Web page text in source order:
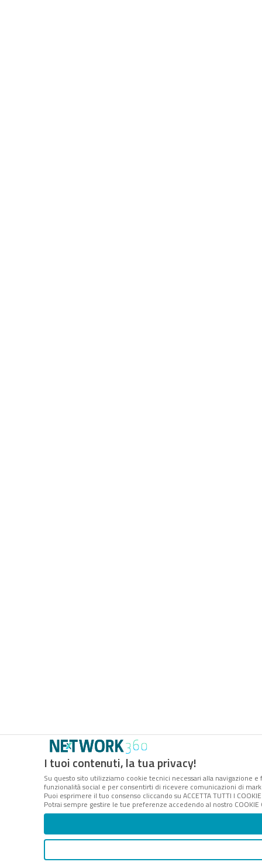
I tuoi contenuti, la tua privacy!
Su questo sito utilizziamo cookie tecnici necessari alla navigazione
funzionalità social e per consentirti di ricevere comunicazioni di
Puoi esprimere il tuo consenso cliccando su ACCETTA TUTTI I
Potrai sempre gestire le tue preferenze accedendo al nostro